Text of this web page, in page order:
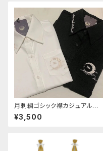
月刺繍ゴシック襟カジュアルブラ
ウス(長袖)
¥3,500